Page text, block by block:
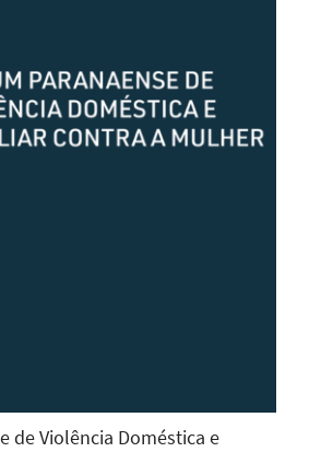
de Violência Doméstica e